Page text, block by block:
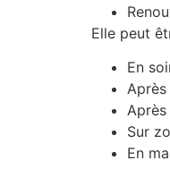
Elle peut
En
Après
Sur
En